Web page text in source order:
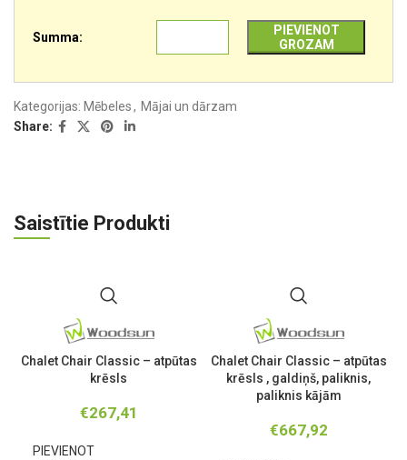
Summa:
PIEVIENOT
GROZAM
Kategorijas: Mēbeles, Mājai un dārzam
Share:
Saistītie Produkti
Chalet Chair Classic – atpūtas
krēsls
€267,41
PIEVIENOT
Chalet Chair Classic – atpūtas
krēsls , galdiņš, paliknis,
paliknis kājām
€667,92